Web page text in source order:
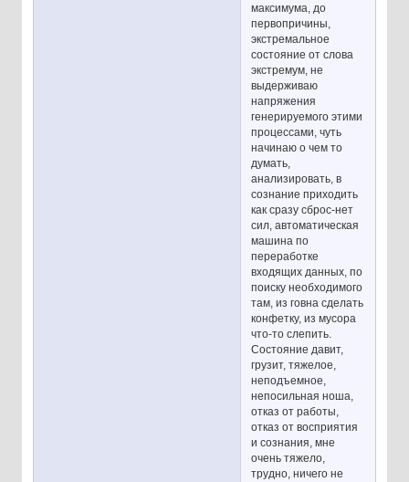
максимума, до
первопричины,
экстремальное
состояние от слова
экстремум, не
выдерживаю
напряжения
генерируемого этими
процессами, чуть
начинаю о чем то
думать,
анализировать, в
сознание приходить
как сразу сброс-нет
сил, автоматическая
машина по
переработке
входящих данных, по
поиску необходимого
там, из говна сделать
конфетку, из мусора
что-то слепить.
Состояние давит,
грузит, тяжелое,
неподъемное,
непосильная ноша,
отказ от работы,
отказ от восприятия
и сознания, мне
очень тяжело,
трудно, ничего не